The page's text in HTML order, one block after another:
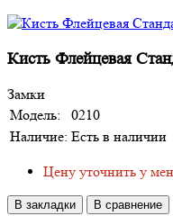
Кисть Флейцевая
Замки
Модель:
0210
Наличие: Есть в наличии
Цену уточнить у
В закладки В сравнение